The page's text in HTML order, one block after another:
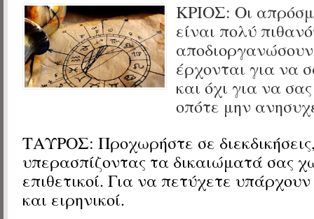
ΚΡΙΟΣ: Οι
είναι πολύ
έρχονται για να
και όχι για να
οπότε μην
ΤΑΥΡΟΣ: Προχωρήστε σε
υπερασπίζοντας τα δικαιώματά σας
επιθετικοί. Για να πετύχετε
και ειρηνικοί.